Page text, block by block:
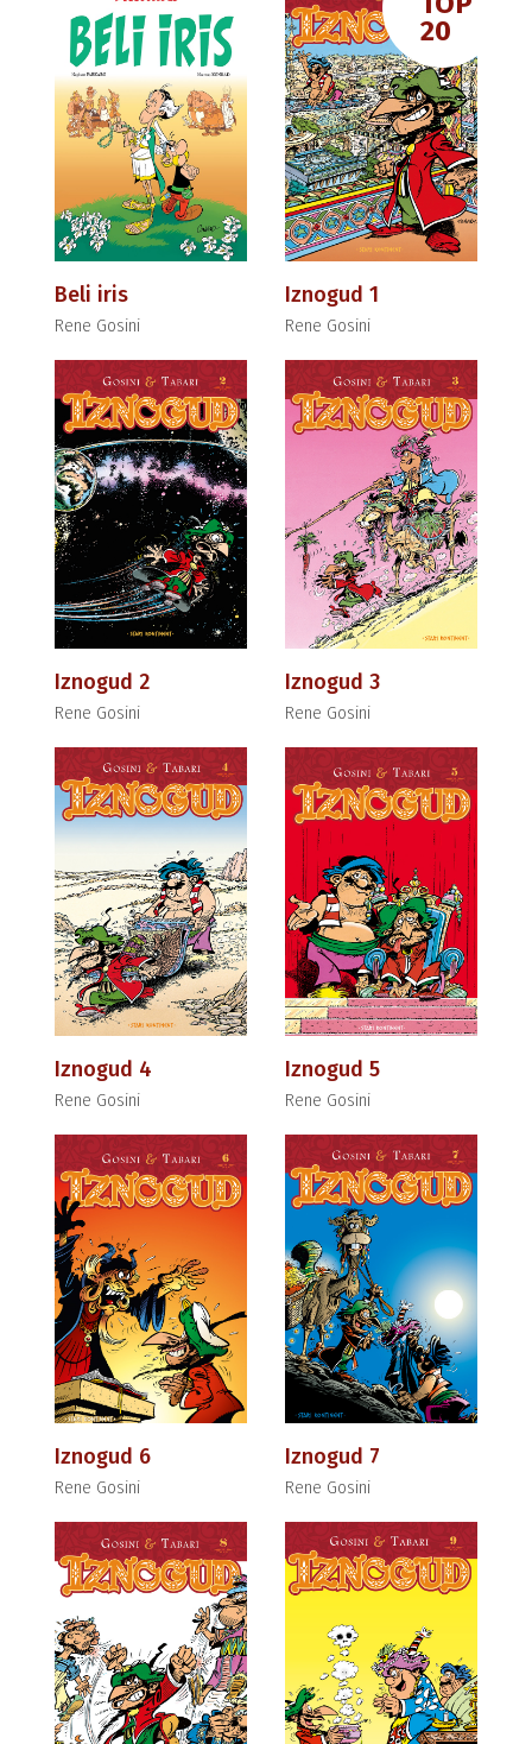
Beli iris
Rene Gosini
20
Iznogud 1
Rene Gosini
Iznogud 2
Rene Gosini
Iznogud 3
Rene Gosini
Iznogud 4
Rene Gosini
Iznogud 5
Rene Gosini
Iznogud 6
Rene Gosini
Iznogud 7
Rene Gosini